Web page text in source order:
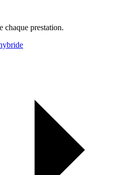
chaque prestation.